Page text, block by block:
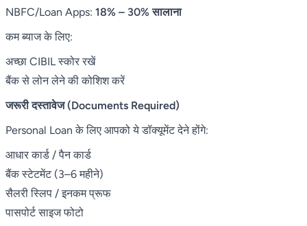
NBFC/Loan Apps: 18% – 30% सालाना
कम ब्याज के लिए:
अच्छा CIBIL स्कोर रखें
बैंक से लोन लेने की कोशिश करें
जरूरी दस्तावेज (Documents Required)
Personal Loan के लिए आपको ये डॉक्यूमेंट देने होंगे:
आधार कार्ड / पैन कार्ड
बैंक स्टेटमेंट (3–6 महीने)
सैलरी स्लिप / इनकम प्रूफ
पासपोर्ट साइज फोटो